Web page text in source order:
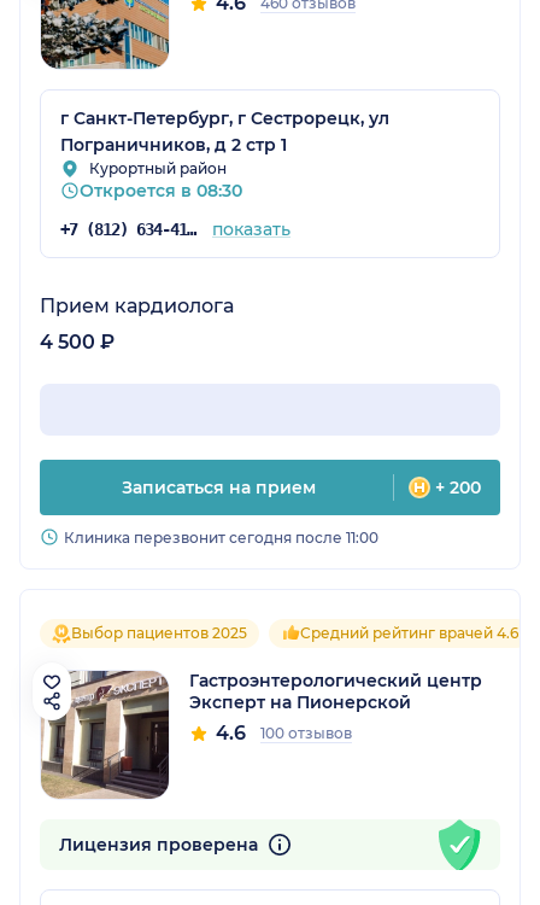
г Санкт-Петербург, г Сестрорецк, ул
Пограничников, д 2 стр 1
Курортный район
Откроется в 08:30
+7 (812) 634-41-35 показать
Прием кардиолога
4 500 ₽
Записаться на прием + 200
Клиника перезвонит сегодня после 11:00
Выбор пациентов 2025 Средний рейтинг врачей 4.6
Гастроэнтерологический центр
Эксперт на Пионерской
4.6 100 отзывов
Лицензия проверена